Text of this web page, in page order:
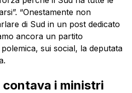
“Onestamente non
di Sud in un post dedicato
ancora un partito
sui social, la deputata
contava i ministri